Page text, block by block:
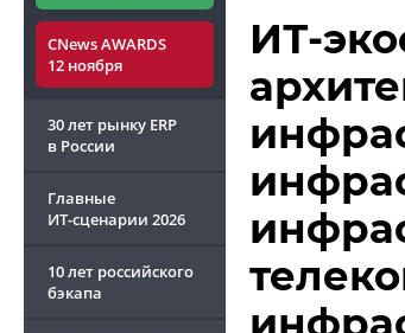
CNews AWARDS
12 ноября
30 лет рынку ERP
в России
Главные
ИТ-сценарии 2026
10 лет российского
бэкапа
ИТ-